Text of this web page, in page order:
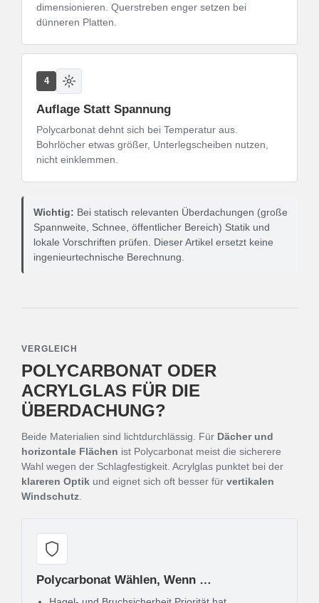
dimensionieren. Querstreben enger setzen bei
dünneren Platten.
4
Auflage Statt Spannung
Polycarbonat dehnt sich bei Temperatur aus.
Bohrlöcher etwas größer, Unterlegscheiben nutzen,
nicht einklemmen.
Wichtig: Bei statisch relevanten Überdachungen (große
Spannweite, Schnee, öffentlicher Bereich) Statik und
lokale Vorschriften prüfen. Dieser Artikel ersetzt keine
ingenieurtechnische Berechnung.
VERGLEICH
POLYCARBONAT ODER
ACRYLGLAS FÜR DIE
ÜBERDACHUNG?
Beide Materialien sind lichtdurchlässig. Für Dächer und
horizontale Flächen ist Polycarbonat meist die sicherere
Wahl wegen der Schlagfestigkeit. Acrylglas punktet bei der
klareren Optik und eignet sich oft besser für vertikalen
Windschutz
Polycarbonat Wählen, Wenn …